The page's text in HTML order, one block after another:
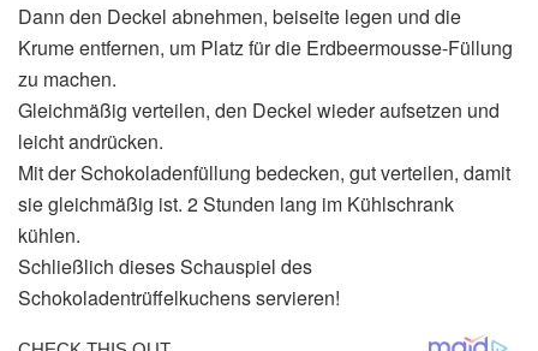
Dann den Deckel abnehmen, beiseite legen und die
Krume entfernen, um Platz für die Erdbeermousse-Füllung
zu machen.
Gleichmäßig verteilen, den Deckel wieder aufsetzen und
leicht andrücken.
Mit der Schokoladenfüllung bedecken, gut verteilen, damit
sie gleichmäßig ist. 2 Stunden lang im Kühlschrank
kühlen.
Schließlich dieses Schauspiel des
Schokoladentrüffelkuchens servieren!